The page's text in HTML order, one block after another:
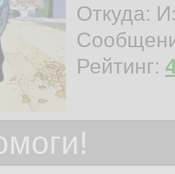
Откуда:
Рейтинг: